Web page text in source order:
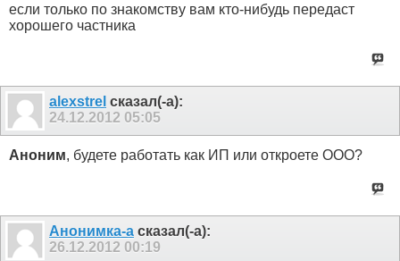
если только по знакомству вам кто-нибудь передаст
хорошего частника
alexstrel сказал(-а):
24.12.2012 05:05
Аноним, будете работать как ИП или откроете ООО?
Анонимка-а сказал(-а):
26.12.2012 00:19